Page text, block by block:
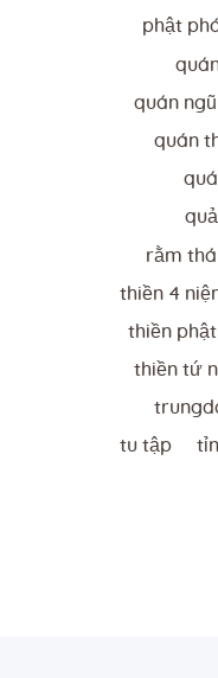
phật
quán
quán
rằm
thiền 4
thiền
thiền tứ
tu tập